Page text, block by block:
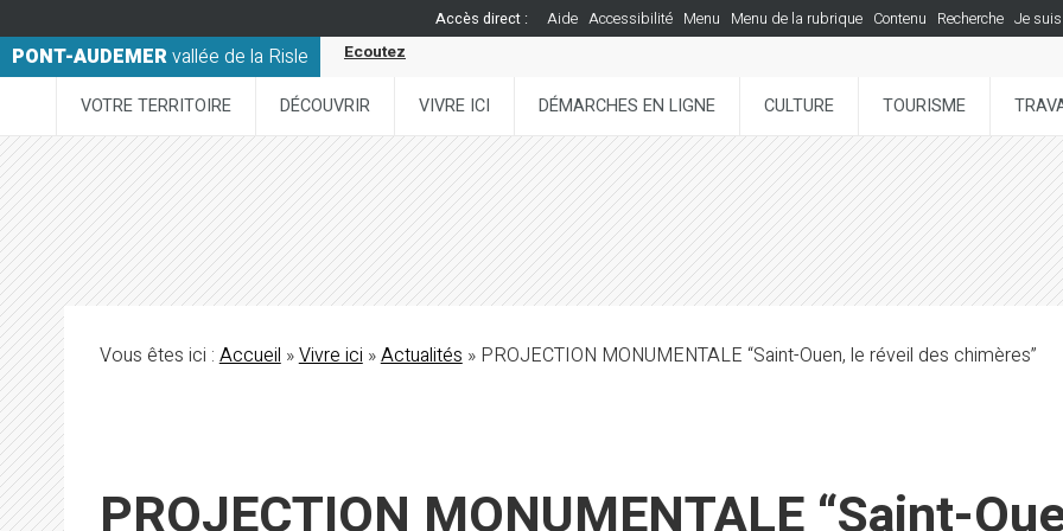
Accès direct : Aide Accessibilité Menu Menu de la rubrique Contenu Recherche Je suis
PONT-AUDEMERvallée de la Risle Ecoutez
VOTRE TERRITOIRE DÉCOUVRIR VIVRE ICI DÉMARCHES EN LIGNE CULTURE TOURISME
Vous êtes ici :Accueil»Vivre ici»Actualités» PROJECTION MONUMENTALE “Saint-Ouen, le réveil des chimères”